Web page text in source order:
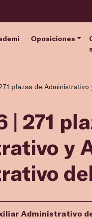
Oposiciones
plazas de
| 271
y
Administrativo